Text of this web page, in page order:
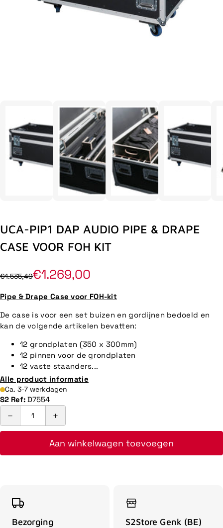
UCA-PIP1 DAP AUDIO PIPE & DRAPE
CASE VOOR FOH KIT
€1.535,49€1.269,00
Pipe & Drape Case voor FOH-kit
De case is voor een set buizen en gordijnen bedoeld en
kan de volgende artikelen bevatten:
12 grondplaten (350 x 300mm)
12 pinnen voor de grondplaten
12 vaste staanders...
Alle product informatie
Ca. 3-7 werkdagen
S2 Ref: D7554
Aan winkelwagen toevoegen
Bezorging S2Store Genk (BE)